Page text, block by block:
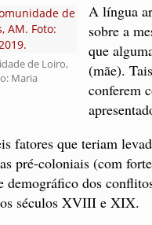
de Loiro,
Maria
A língua
sobre a
que
(mãe).
conferem
fatores que teriam
pré-coloniais (com
dos
séculos XVIII e XIX.